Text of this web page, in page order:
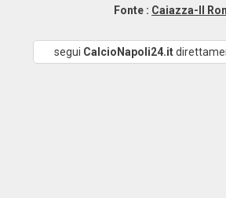
Fonte : Caiazza-Il
segui CalcioNapoli24.it